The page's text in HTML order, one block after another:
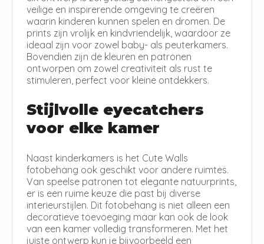
veilige en inspirerende omgeving te creëren
waarin kinderen kunnen spelen en dromen. De
prints zijn vrolijk en kindvriendelijk, waardoor ze
ideaal zijn voor zowel baby- als peuterkamers.
Bovendien zijn de kleuren en patronen
ontworpen om zowel creativiteit als rust te
stimuleren, perfect voor kleine ontdekkers.
Stijlvolle eyecatchers
voor elke kamer
Naast kinderkamers is het Cute Walls
fotobehang ook geschikt voor andere ruimtes.
Van speelse patronen tot elegante natuurprints,
er is een ruime keuze die past bij diverse
interieurstijlen. Dit fotobehang is niet alleen een
decoratieve toevoeging maar kan ook de look
van een kamer volledig transformeren. Met het
juiste ontwerp kun je bijvoorbeeld een